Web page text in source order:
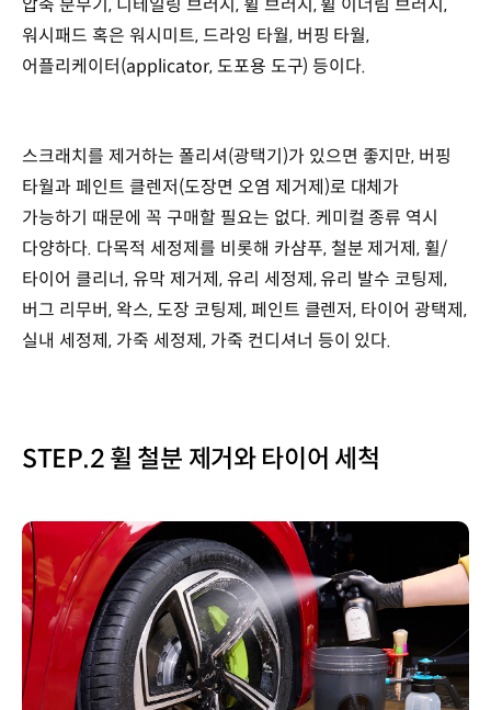
압축 분무기, 디테일링 브러시, 휠 브러시, 휠 이너림 브러시,
워시패드 혹은 워시미트, 드라잉 타월, 버핑 타월,
어플리케이터(applicator, 도포용 도구) 등이다.
스크래치를 제거하는 폴리셔(광택기)가 있으면 좋지만, 버핑
타월과 페인트 클렌저(도장면 오염 제거제)로 대체가
가능하기 때문에 꼭 구매할 필요는 없다. 케미컬 종류 역시
다양하다. 다목적 세정제를 비롯해 카샴푸, 철분 제거제, 휠/
타이어 클리너, 유막 제거제, 유리 세정제, 유리 발수 코팅제,
버그 리무버, 왁스, 도장 코팅제, 페인트 클렌저, 타이어 광택제,
실내 세정제, 가죽 세정제, 가죽 컨디셔너 등이 있다.
STEP.2 휠 철분 제거와 타이어 세척